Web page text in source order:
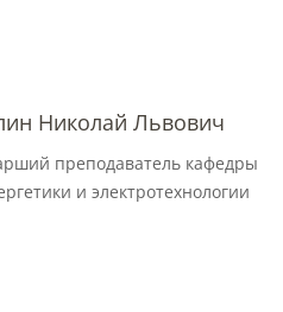
УдГАУ
Николай Львович
преподаватель кафедры
и электротехнологии